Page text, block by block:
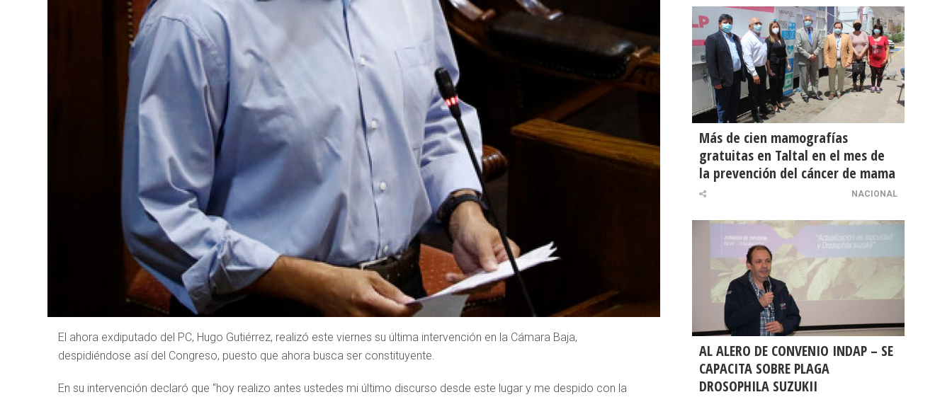
El ahora exdiputado del PC, Hugo Gutiérrez, realizó este viernes su última intervención en la Cámara Baja,
despidiéndose así del Congreso, puesto que ahora busca ser constituyente.
En su intervención declaró que “hoy realizo antes ustedes mi último discurso desde este lugar y me despido con la
Más de cien mamografías
gratuitas en Taltal en el mes de
la prevención del cáncer de mama
NACIONAL
AL ALERO DE CONVENIO INDAP – SE
CAPACITA SOBRE PLAGA
DROSOPHILA SUZUKII